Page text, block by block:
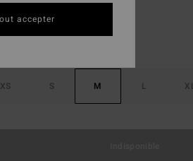
XS S M L
accepter